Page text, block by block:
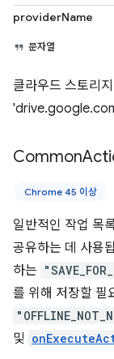
providerName
문자열
클라우드 스토리
Common
Chrome 45 이상
일반적인 작업 목
공유하는 데 사용
하는
를 위해 저장할 필
및